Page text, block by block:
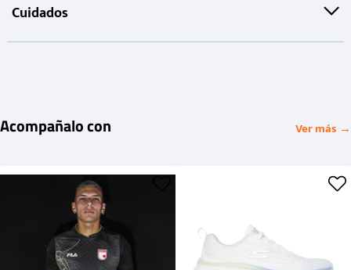
Cuidados
Acompañalo con Ver más →